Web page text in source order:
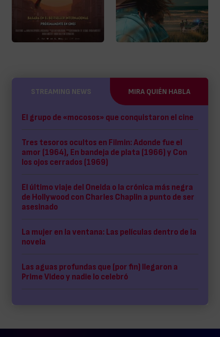
STREAMING NEWS MIRA QUIÉN HABLA
El grupo de «mocosos» que conquistaron el cine
Tres tesoros ocultos en Filmin: Adonde fue el
amor (1964), En bandeja de plata (1966) y Con
los ojos cerrados (1969)
El último viaje del Oneida o la crónica más negra
de Hollywood con Charles Chaplin a punto de ser
asesinado
La mujer en la ventana: Las películas dentro de la
novela
Las aguas profundas que (por fin) llegaron a
Prime Video y nadie lo celebró